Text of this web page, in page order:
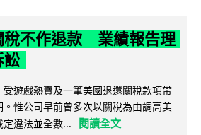
稅不作退款 業績報告理
訟
遊戲熱賣及一筆美國退還關稅款項帶
惟公司早前曾多次以關稅為由調高美
違法並全數...
閱讀全文